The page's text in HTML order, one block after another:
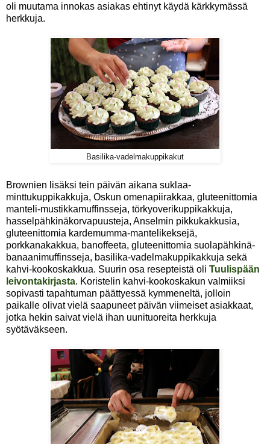
oli muutama innokas asiakas ehtinyt käydä kärkkymässä
herkkuja.
Basilika-vadelmakuppikakut
Brownien lisäksi tein päivän aikana suklaa-
minttukuppikakkuja, Oskun omenapiirakkaa, gluteenittomia
manteli-mustikkamuffinsseja, törkyoverikuppikakkuja,
hasselpähkinäkorvapuusteja, Anselmin pikkukakkusia,
gluteenittomia kardemumma-mantelikeksejä,
porkkanakakkua, banoffeeta, gluteenittomia suolapähkinä-
banaanimuffinsseja, basilika-vadelmakuppikakkuja sekä
kahvi-kookoskakkua. Suurin osa resepteistä oli Tuulispään
leivontakirjasta. Koristelin kahvi-kookoskakun valmiiksi
sopivasti tapahtuman päättyessä kymmeneltä, jolloin
paikalle olivat vielä saapuneet päivän viimeiset asiakkaat,
jotka hekin saivat vielä ihan uunituoreita herkkuja
syötäväkseen.